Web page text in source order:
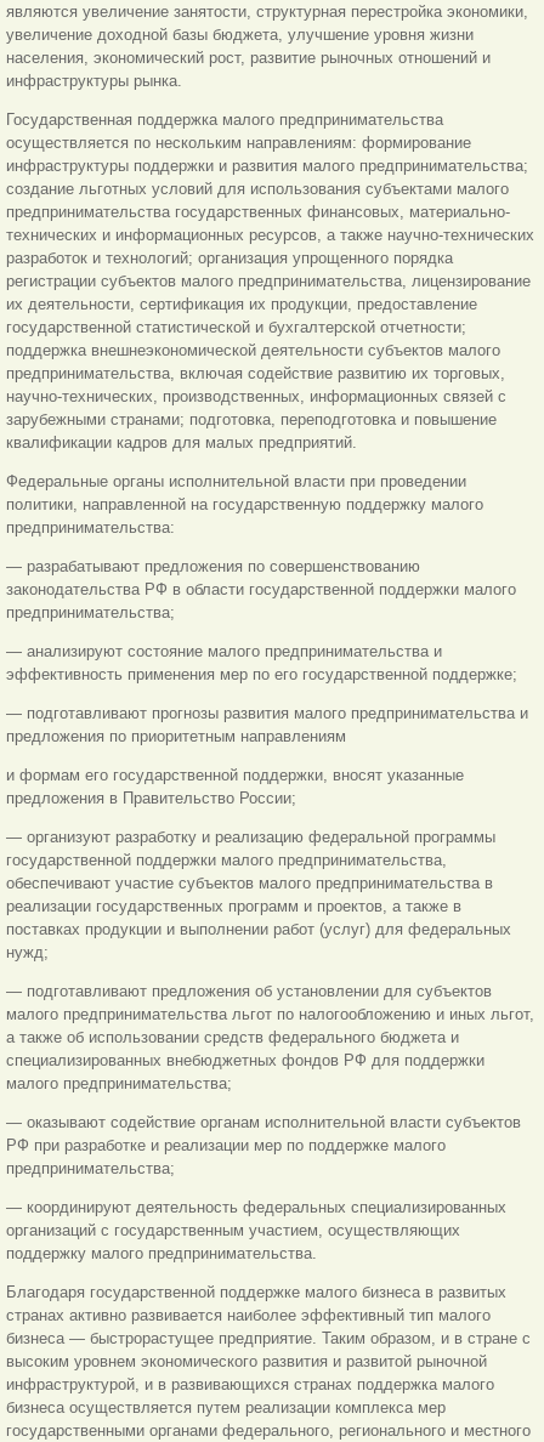
являются увеличение занятости, структурная перестройка экономики,
увеличение доходной базы бюджета, улучшение уровня жизни
населения, экономический рост, развитие рыночных отношений и
инфраструктуры рынка.
Государственная поддержка малого предпринимательства
осуществляется по нескольким направлениям: формирование
инфраструктуры поддержки и развития малого предпринимательства;
создание льготных условий для использования субъектами малого
предпринимательства государственных финансовых, материально-
технических и информационных ресурсов, а также научно-технических
разработок и технологий; организация упрощенного порядка
регистрации субъектов малого предпринимательства, лицензирование
их деятельности, сертификация их продукции, предоставление
государственной статистической и бухгалтерской отчетности;
поддержка внешнеэкономической деятельности субъектов малого
предпринимательства, включая содействие развитию их торговых,
научно-технических, производственных, информационных связей с
зарубежными странами; подготовка, переподготовка и повышение
квалификации кадров для малых предприятий.
Федеральные органы исполнительной власти при проведении
политики, направленной на государственную поддержку малого
предпринимательства:
— разрабатывают предложения по совершенствованию
законодательства РФ в области государственной поддержки малого
предпринимательства;
— анализируют состояние малого предпринимательства и
эффективность применения мер по его государственной поддержке;
— подготавливают прогнозы развития малого предпринимательства и
предложения по приоритетным направлениям
и формам его государственной поддержки, вносят указанные
предложения в Правительство России;
— организуют разработку и реализацию федеральной программы
государственной поддержки малого предпринимательства,
обеспечивают участие субъектов малого предпринимательства в
реализации государственных программ и проектов, а также в
поставках продукции и выполнении работ (услуг) для федеральных
нужд;
— подготавливают предложения об установлении для субъектов
малого предпринимательства льгот по налогообложению и иных льгот,
а также об использовании средств федерального бюджета и
специализированных внебюджетных фондов РФ для поддержки
малого предпринимательства;
— оказывают содействие органам исполнительной власти субъектов
РФ при разработке и реализации мер по поддержке малого
предпринимательства;
— координируют деятельность федеральных специализированных
организаций с государственным участием, осуществляющих
поддержку малого предпринимательства.
Благодаря государственной поддержке малого бизнеса в развитых
странах активно развивается наиболее эффективный тип малого
бизнеса — быстрорастущее предприятие. Таким образом, и в стране с
высоким уровнем экономического развития и развитой рыночной
инфраструктурой, и в развивающихся странах поддержка малого
бизнеса осуществляется путем реализации комплекса мер
государственными органами федерального, регионального и местного